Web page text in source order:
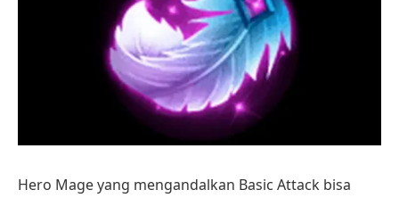
Hero Mage yang mengandalkan Basic Attack bisa